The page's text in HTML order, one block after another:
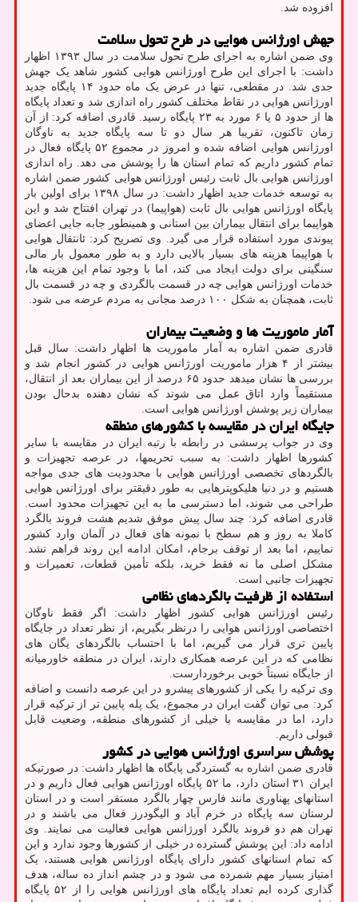
افزوده شد.
جهش اورژانس هوایی در طرح تحول سلامت
وی ضمن اشاره به اجرای طرح تحول سلامت در سال ۱۳۹۳ اظهار
داشت: با اجرای این طرح اورژانس هوایی کشور شاهد یک جهش
جدی شد. در مقطعی، تنها در عرض یک ماه حدود ۱۴ پایگاه جدید
اورژانس هوایی در نقاط مختلف کشور راه اندازی شد و تعداد پایگاه
ها از حدود ۵ یا ۶ مورد به ۲۳ پایگاه رسید. قادری اضافه کرد: از آن
زمان تاکنون، تقریبا هر سال دو تا سه پایگاه جدید به ناوگان
اورژانس هوایی اضافه شده و امروز در مجموع ۵۲ پایگاه فعال در
تمام کشور داریم که تمام استان ها را پوشش می دهد. راه اندازی
اورژانس هوایی بال ثابت رئیس اورژانس هوایی کشور ضمن اشاره
به توسعه خدمات جدید اظهار داشت: در سال ۱۳۹۸ برای اولین بار
پایگاه اورژانس هوایی بال ثابت (هواپیما) در تهران افتتاح شد و این
هواپیما برای انتقال بیماران بین استانی و همینطور جابه جایی اعضای
پیوندی مورد استفاده قرار می گیرد. وی تصریح کرد: ئانتقال هوایی
با هواپیما هزینه های بسیار بالایی دارد و به طور معمول بار مالی
سنگینی برای دولت ایجاد می کند، اما با وجود تمام این هزینه ها،
خدمات اورژانس هوایی چه در قسمت بالگردی و چه در قسمت بال
ثابت، همچنان به شکل ۱۰۰ درصد مجانی به مردم عرضه می شود.
آمار ماموریت ها و وضعیت بیماران
قادری ضمن اشاره به آمار ماموریت ها اظهار داشت: سال قبل
بیشتر از ۴ هزار ماموریت اورژانس هوایی در کشور انجام شد و
بررسی ها نشان میدهد حدود ۶۵ درصد از این بیماران بعد از انتقال،
مستقیماً وارد اتاق عمل می شوند که نشان دهنده بدحال بودن
بیماران زیر پوشش اورژانس هوایی است.
جایگاه ایران در مقایسه با کشورهای منطقه
وی در جواب پرسشی در رابطه با رتبه ایران در مقایسه با سایر
کشورها اظهار داشت: به سبب تحریمها، در عرصه تجهیزات و
بالگردهای تخصصی اورژانس هوایی با محدودیت های جدی مواجه
هستیم و در دنیا هلیکوپترهایی به طور دقیقتر برای اورژانس هوایی
طراحی می شوند، اما دسترسی ما به این تجهیزات محدود است.
قادری اضافه کرد: چند سال پیش موفق شدیم هشت فروند بالگرد
کاملا به روز و هم سطح با نمونه های فعال در آلمان وارد کشور
نماییم، اما بعد از توقف برجام، امکان ادامه این روند فراهم نشد.
مشکل اصلی ما نه فقط خرید، بلکه تأمین قطعات، تعمیرات و
تجهیزات جانبی است.
استفاده از ظرفیت بالگردهای نظامی
رئیس اورژانس هوایی کشور اظهار داشت: اگر فقط ناوگان
اختصاصی اورژانس هوایی را درنظر بگیریم، از نظر تعداد در جایگاه
پایین تری قرار می گیریم، اما با احتساب بالگردهای یگان های
نظامی که در این عرصه همکاری دارند، ایران در منطقه خاورمیانه
از جایگاه نسبتاً خوبی برخوردارست.
وی ترکیه را یکی از کشورهای پیشرو در این عرصه دانست و اضافه
کرد: می توان گفت ایران در مجموع، یک پله پایین تر از ترکیه قرار
دارد، اما در مقایسه با خیلی از کشورهای منطقه، وضعیت قابل
قبولی داریم.
پوشش سراسری اورژانس هوایی در کشور
قادری ضمن اشاره به گستردگی پایگاه ها اظهار داشت: در صورتیکه
ایران ۳۱ استان دارد، ما ۵۲ پایگاه اورژانس هوایی فعال داریم و در
استانهای پهناوری مانند فارس چهار بالگرد مستقر است و در استان
لرستان سه پایگاه در خرم آباد و الیگودرز فعال می باشند و در
تهران هم دو فروند بالگرد اورژانس هوایی فعالیت می نمایند. وی
ادامه داد: این پوشش گسترده در خیلی از کشورها وجود ندارد و این
که تمام استانهای کشور دارای پایگاه اورژانس هوایی هستند، یک
امتیاز بسیار مهم شمرده می شود و در چشم انداز ده ساله، هدف
گذاری کرده ایم تعداد پایگاه های اورژانس هوایی را از ۵۲ پایگاه